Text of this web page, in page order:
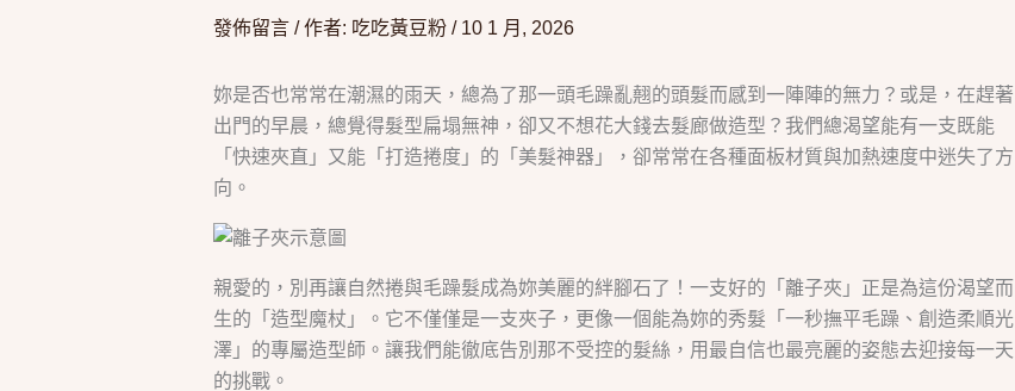
發佈留言 / 作者: 吃吃黃豆粉 / 10 1 月, 2026
妳是否也常常在潮濕的雨天，總為了那一頭毛躁亂翹的頭髮而感到一陣陣的無力？或是，在趕著
出門的早晨，總覺得髮型扁塌無神，卻又不想花大錢去髮廊做造型？我們總渴望能有一支既能
「快速夾直」又能「打造捲度」的「美髮神器」，卻常常在各種面板材質與加熱速度中迷失了方
向。
親愛的，別再讓自然捲與毛躁髮成為妳美麗的絆腳石了！一支好的「離子夾」正是為這份渴望而
生的「造型魔杖」。它不僅僅是一支夾子，更像一個能為妳的秀髮「一秒撫平毛躁、創造柔順光
澤」的專屬造型師。讓我們能徹底告別那不受控的髮絲，用最自信也最亮麗的姿態去迎接每一天
的挑戰。